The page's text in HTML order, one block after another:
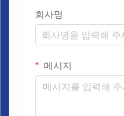
회사명
메시지